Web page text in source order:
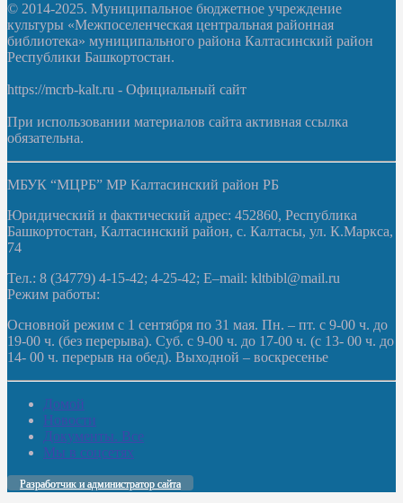
© 2014-2025. Муниципальное бюджетное учреждение
культуры «Межпоселенческая центральная районная
библиотека» муниципального района Калтасинский район
Республики Башкортостан.
https://mcrb-kalt.ru - Официальный сайт
При использовании материалов сайта активная ссылка
обязательна.
МБУК “МЦРБ” МР Калтасинский район РБ
Юридический и фактический адрес: 452860, Республика
Башкортостан, Калтасинский район, с. Калтасы, ул. К.Маркса,
74
Тел.: 8 (34779) 4-15-42; 4-25-42; E–mail: kltbibl@mail.ru
Режим работы:
Основной режим с 1 сентября по 31 мая. Пн. – пт. с 9-00 ч. до
19-00 ч. (без перерыва). Суб. с 9-00 ч. до 17-00 ч. (с 13- 00 ч. до
14- 00 ч. перерыв на обед). Выходной – воскресенье
Домой
Новости
Документы. Все
Мы в соцсетях
Разработчик и администратор сайта